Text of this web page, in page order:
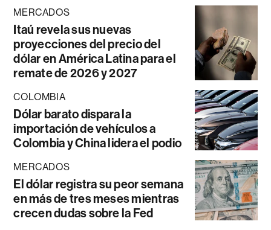
MERCADOS
Itaú revela sus nuevas
proyecciones del precio del
dólar en América Latina para el
remate de 2026 y 2027
COLOMBIA
Dólar barato dispara la
importación de vehículos a
Colombia y China lidera el podio
MERCADOS
El dólar registra su peor semana
en más de tres meses mientras
crecen dudas sobre la Fed